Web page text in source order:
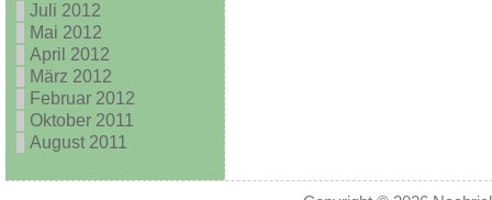
Juli 2012
Mai 2012
April 2012
März 2012
Februar 2012
Oktober 2011
August 2011